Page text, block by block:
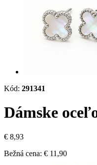
Kód: 291341
Dámske
€ 8,93
Bežná cena: € 11,90